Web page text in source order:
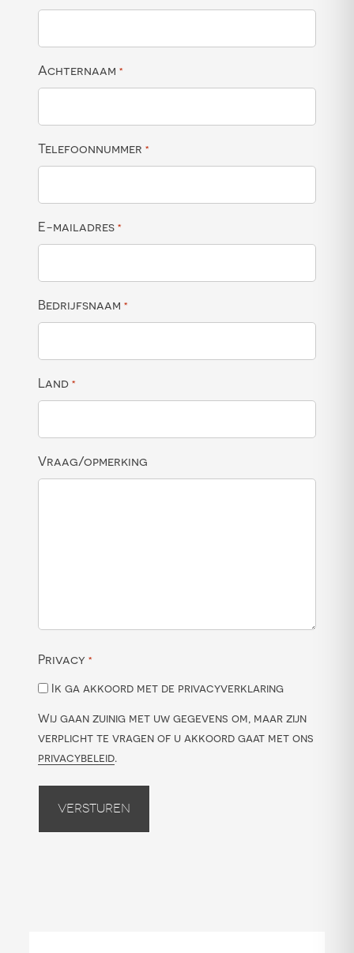
Achternaam *
Telefoonnummer *
E-mailadres *
Bedrijfsnaam *
Land *
Vraag/opmerking
Privacy *
Ik ga akkoord met de privacyverklaring
Wij gaan zuinig met uw gegevens om, maar zijn
verplicht te vragen of u akkoord gaat met ons
privacybeleid.
Versturen